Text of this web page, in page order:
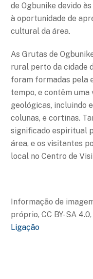
de Ogbunike devido
à oportunidade de
cultural da área.
As Grutas de
rural perto da cidade
foram formadas pela
tempo, e contêm uma
geológicas, incluindo
colunas, e cortinas.
significado espiritual
área, e os visitantes
local no Centro de
Informação de
próprio, CC BY-SA 4.0,
Ligação